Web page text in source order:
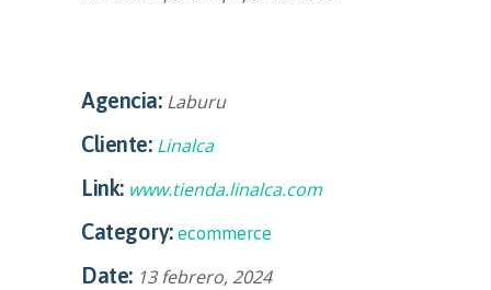
Agencia: Laburu
Cliente: Linalca
Link: www.tienda.linalca.com
Category: ecommerce
Date: 13 febrero, 2024